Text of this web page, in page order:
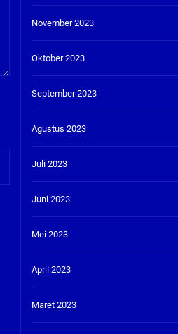
November 2023
Oktober 2023
September 2023
Agustus 2023
Juli 2023
Juni 2023
Mei 2023
April 2023
Maret 2023